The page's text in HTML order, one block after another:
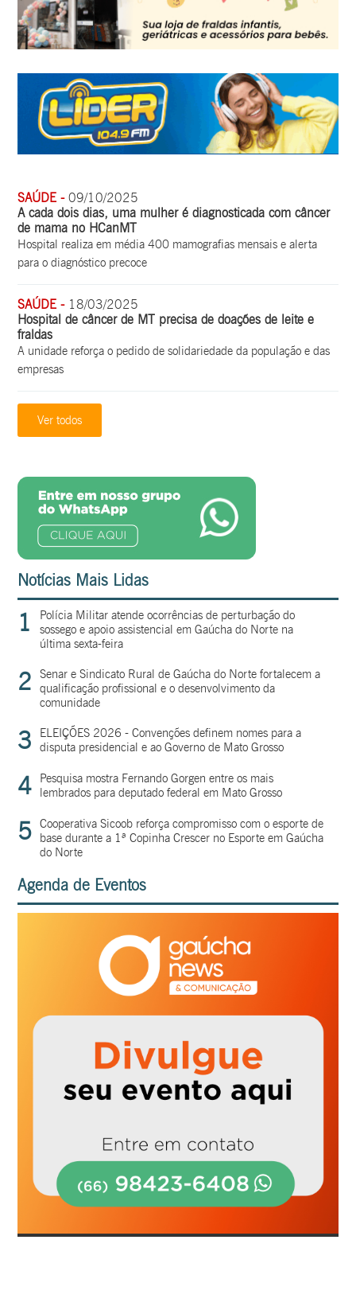
SAÚDE -09/10/2025
A cada dois dias, uma mulher é diagnosticada com câncer
de mama no HCanMT
Hospital realiza em média 400 mamografias mensais e alerta
para o diagnóstico precoce
SAÚDE -18/03/2025
Hospital de câncer de MT precisa de doações de leite e
fraldas
A unidade reforça o pedido de solidariedade da população e das
empresas
Ver todos
Notícias Mais Lidas
1
Polícia Militar atende ocorrências de perturbação do
sossego e apoio assistencial em Gaúcha do Norte na
última sexta-feira
2
Senar e Sindicato Rural de Gaúcha do Norte fortalecem a
qualificação profissional e o desenvolvimento da
comunidade
3
ELEIÇÕES 2026 - Convenções definem nomes para a
disputa presidencial e ao Governo de Mato Grosso
4
Pesquisa mostra Fernando Gorgen entre os mais
lembrados para deputado federal em Mato Grosso
5 Cooperativa Sicoob reforça compromisso com o esporte de
base durante a 1ª Copinha Crescer no Esporte em Gaúcha
do Norte
Agenda de Eventos